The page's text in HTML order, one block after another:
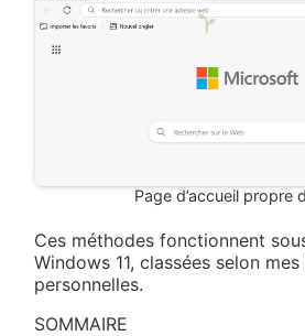
Page d’accueil propre
Ces méthodes fonctionnent
Windows 11, classées selon
personnelles.
SOMMAIRE